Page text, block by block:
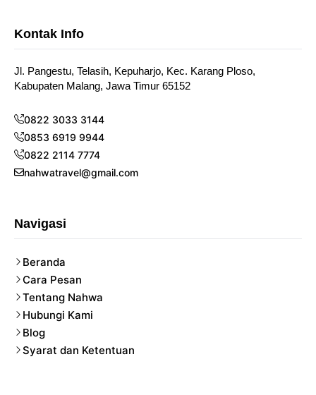
Kontak Info
Jl. Pangestu, Telasih, Kepuharjo, Kec. Karang Ploso,
Kabupaten Malang, Jawa Timur 65152
0822 3033 3144
0853 6919 9944
0822 2114 7774
nahwatravel@gmail.com
Navigasi
Beranda
Cara Pesan
Tentang Nahwa
Hubungi Kami
Blog
Syarat dan Ketentuan